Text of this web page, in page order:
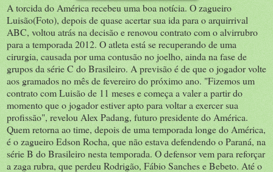
A torcida do América recebeu uma boa notícia. O zagueiro
Luisão(Foto), depois de quase acertar sua ida para o arquirrival
ABC, voltou atrás na decisão e renovou contrato com o alvirrubro
para a temporada 2012. O atleta está se recuperando de uma
cirurgia, causada por uma contusão no joelho, ainda na fase de
grupos da série C do Brasileiro. A previsão é de que o jogador volte
aos gramados no mês de fevereiro do próximo ano. "Fizemos um
contrato com Luisão de 11 meses e começa a valer a partir do
momento que o jogador estiver apto para voltar a exercer sua
profissão", revelou Alex Padang, futuro presidente do América.
Quem retorna ao time, depois de uma temporada longe do América,
é o zagueiro Edson Rocha, que não estava defendendo o Paraná, na
série B do Brasileiro nesta temporada. O defensor vem para reforçar
a zaga rubra, que perdeu Rodrigão, Fábio Sanches e Bebeto. Até o